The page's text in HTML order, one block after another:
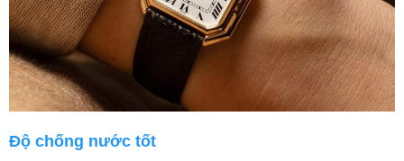
Độ chống nước tốt